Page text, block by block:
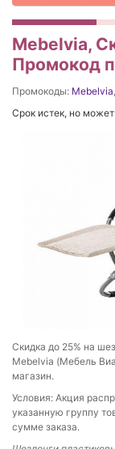
Mebelvia,
Промокод
Промокоды: Mebelvia
Срок истек, но
Скидка до 25% на
Mebelvia (Мебель
магазин.
Условия: Акция
указанную группу
сумме заказа.